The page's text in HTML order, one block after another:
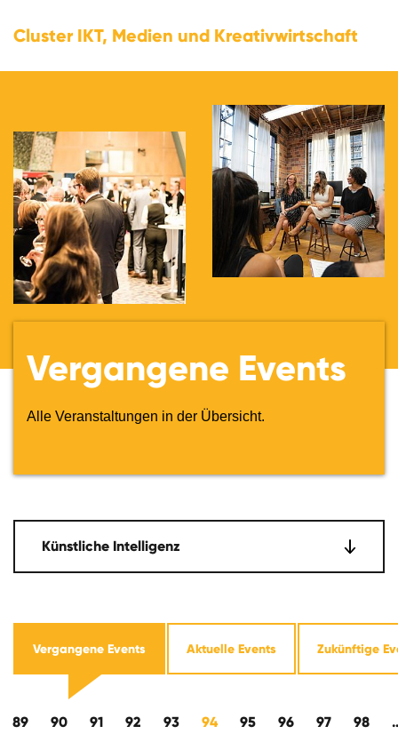
Cluster IKT, Medien und Kreativwirtschaft
Vergangene Events
Alle Veranstaltungen in der Übersicht.
Vergangene Events Aktuelle Events Zukünftige
Künstliche Intelligenz
89 90 91 92 93 94 95 96 97 98